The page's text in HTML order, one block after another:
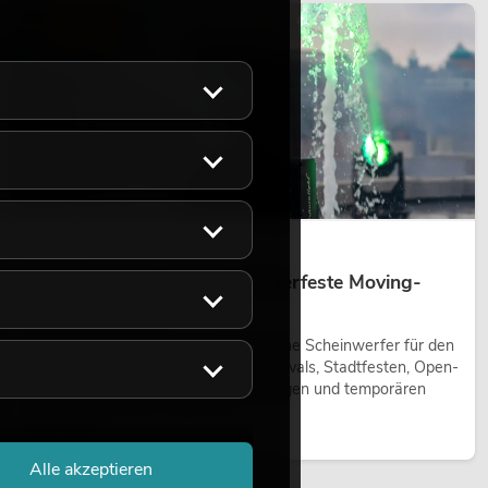
Outdoor Moving-Heads: Wetterfeste Moving-
Outdoor Moving-Heads sind bewegliche Scheinwerfer für den
Einsatz im Freien. Sie werden bei Festivals, Stadtfesten, Open-
Air-Konzerten, Architekturinszenierungen und temporären
Alle akzeptieren